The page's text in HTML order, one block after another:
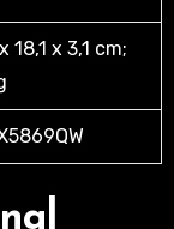
18,1 x 3,1 cm;